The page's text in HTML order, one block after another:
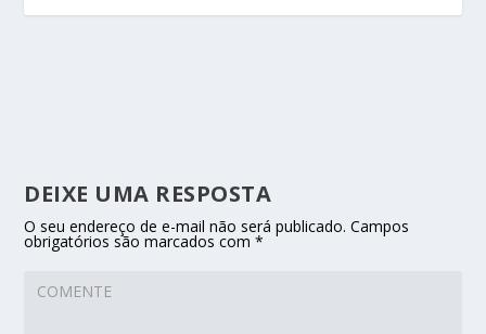
DEIXE UMA RESPOSTA
O seu endereço de e-mail não será publicado. Campos
obrigatórios são marcados com*